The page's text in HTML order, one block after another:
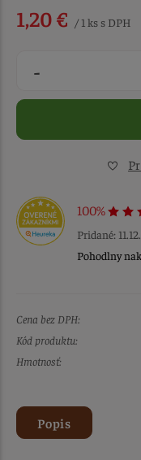
1,20 € / 1 ks s DPH
-
100%
Pridané:
Pohodlny
Cena bez DPH:
Kód produktu:
Hmotnosť:
Popis